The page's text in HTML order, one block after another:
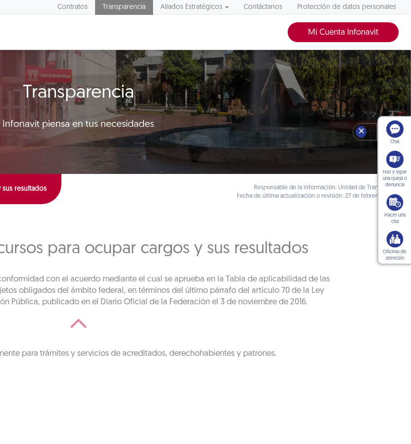
Contratos Transparencia Aliados Estratégicos Contáctanos Protección de datos personales
Mi Cuenta Infonavit
Transparencia
Infonavit piensa en tus necesidades
resultados
Responsable de la información: Unidad de Transparencia
Fecha de última actualización o revisión: 27 de febrero de 2020
para ocupar cargos y sus resultados
con el acuerdo mediante el cual se aprueba en la Tabla de aplicabilidad de las
obligados del ámbito federal, en términos del último párrafo del artículo 70 de la Ley
Pública, publicado en el Diario Oficial de la Federación el 3 de noviembre de 2016.
para trámites y servicios de acreditados, derechohabientes y patrones.
🗙
Chat
Haz y sigue
una queja o
denuncia
Hacer una
cita
Oficinas de
atención